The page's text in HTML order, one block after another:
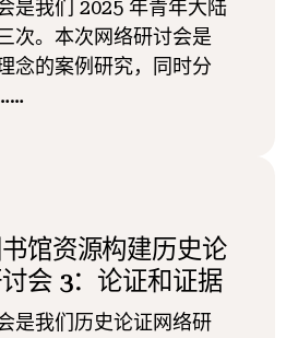
是我们 2025 年青年大陆
次。本次网络研讨会是
念的案例研究，同时分
馆资源构建历史论
会 3：论证和证据
是我们历史论证网络研